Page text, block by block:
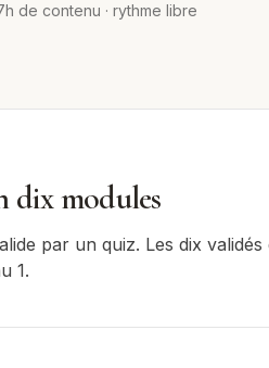
h de contenu · rythme libre
dix modules
par un quiz. Les dix
1.